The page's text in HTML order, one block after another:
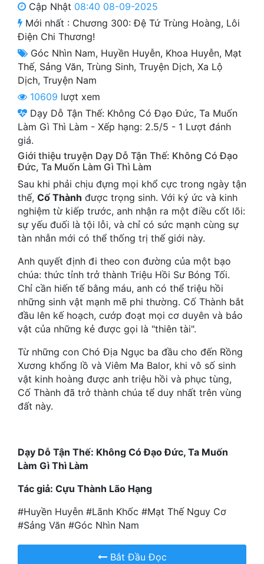
Cổ Tiên Hiệp
Cổ Đại
Du Hí
Dị Giới
Dị Năng
Gia Đấu
Góc Nhìn Nam
Góc Nhìn Nữ
Huyền Huyễn
Huyền Ảo
Hài Hước
Hệ Thống
Học Đường
Khoa Huyễn
Khoa Huyễn Không Gian
Kỳ Huyễn
Kỳ Ảo
Linh Dị
Cập Nhật 08:40 08-09-2025
Mới nhất : Chương 300: Đệ Tứ Trùng Hoàng, Lôi
Điện Chi Thương!
Góc Nhìn Nam, Huyền Huyễn, Khoa Huyễn, Mạt
Thế, Sảng Văn, Trùng Sinh, Truyện Dịch, Xa Lộ
Dịch, Truyện Nam
10609 lượt xem
Dạy Dỗ Tận Thế: Không Có Đạo Đức, Ta Muốn
Làm Gì Thì Làm - Xếp hạng: 2.5/5 - 1 Lượt đánh
giá.
Giới thiệu truyện Dạy Dỗ Tận Thế: Không Có Đạo
Đức, Ta Muốn Làm Gì Thì Làm
Sau khi phải chịu đựng mọi khổ cực trong ngày tận
thế, Cố Thành được trọng sinh. Với ký ức và kinh
nghiệm từ kiếp trước, anh nhận ra một điều cốt lõi:
sự yếu đuối là tội lỗi, và chỉ có sức mạnh cùng sự
tàn nhẫn mới có thể thống trị thế giới này.
Anh quyết định đi theo con đường của một bạo
chúa: thức tỉnh trở thành Triệu Hồi Sư Bóng Tối.
Chỉ cần hiến tế bằng máu, anh có thể triệu hồi
những sinh vật mạnh mẽ phi thường. Cố Thành bắt
đầu lên kế hoạch, cướp đoạt mọi cơ duyên và bảo
vật của những kẻ được gọi là "thiên tài".
Từ những con Chó Địa Ngục ba đầu cho đến Rồng
Xương khổng lồ và Viêm Ma Balor, khi vô số sinh
vật kinh hoàng được anh triệu hồi và phục tùng,
Cố Thành đã trở thành chúa tể duy nhất trên vùng
đất này.
Dạy Dỗ Tận Thế: Không Có Đạo Đức, Ta Muốn
Làm Gì Thì Làm
Tác giả: Cựu Thành Lão Hạng
#Huyền Huyễn #Lãnh Khốc #Mạt Thế Nguy Cơ
#Sảng Văn #Góc Nhìn Nam
Bắt Đầu Đọc